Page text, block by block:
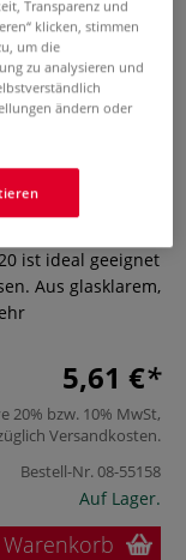
ist ideal geeignet
Aus glasklarem,
5,61 €
20% bzw. 10% MwSt,
Versandkosten.
Bestell-Nr.08-55158
Auf Lager.
Transparenz und
klicken, stimmen
um die
zu analysieren und
ändern oder